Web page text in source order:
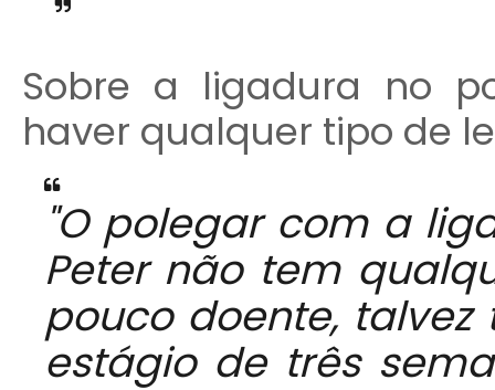
Sobre a ligadura no
haver qualquer tipo de
"O polegar com a
Peter não tem
pouco doente,
estágio de três